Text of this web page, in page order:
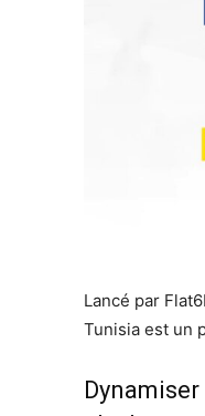
Lancé par
Tunisia est un